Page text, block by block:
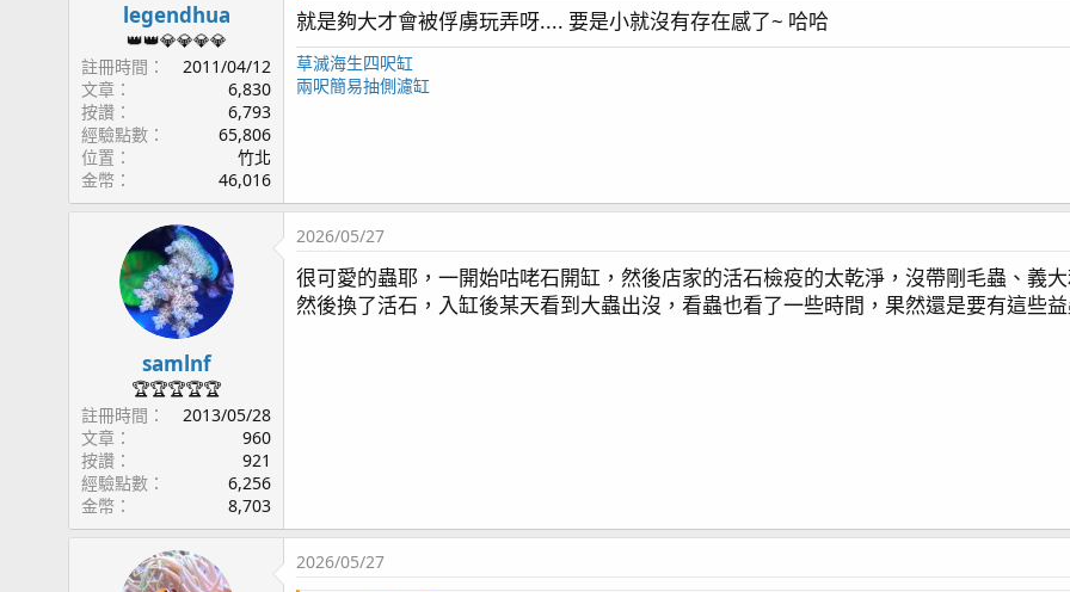
legendhua
👑👑💎💎💎💎
註冊時間
2011/04/12
文章
6,830
按讚
6,793
經驗點數
65,806
位置
竹北
金幣
46,016
就是夠大才會被俘虜玩弄呀.... 要是小就沒有存在感了~ 哈哈
草滅海生四呎缸
兩呎簡易抽側濾缸
samlnf
🏆🏆🏆🏆🏆
註冊時間
2013/05/28
文章
960
按讚
921
經驗點數
6,256
金幣
8,703
2026/05/27
很可愛的蟲耶，一開始咕咾石開缸，然後店家的活石檢疫的太乾淨，沒帶剛毛蟲、義
然後換了活石，入缸後某天看到大蟲出沒，看蟲也看了一些時間，果然還是要有這些
2026/05/27